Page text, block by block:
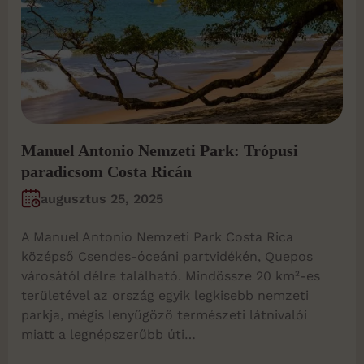
Manuel Antonio Nemzeti Park: Trópusi
paradicsom Costa Ricán
augusztus 25, 2025
A Manuel Antonio Nemzeti Park Costa Rica
középső Csendes-óceáni partvidékén, Quepos
városától délre található. Mindössze 20 km²-es
területével az ország egyik legkisebb nemzeti
parkja, mégis lenyűgöző természeti látnivalói
miatt a legnépszerűbb úti…